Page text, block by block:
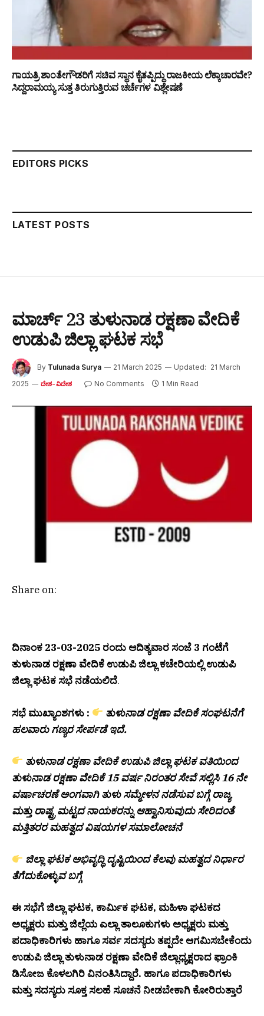
ಗಾಯತ್ರಿ ಶಾಂತೇಗೌಡರಿಗೆ ಸಚಿವ ಸ್ಥಾನ ಕೈತಪ್ಪಿದ್ದು ರಾಜಕೀಯ ಲೆಕ್ಕಾಚಾರವೇ?
ಸಿದ್ದರಾಮಯ್ಯ ಸುತ್ತ ತಿರುಗುತ್ತಿರುವ ಚರ್ಚೆಗಳ ವಿಶ್ಲೇಷಣೆ
EDITORS PICKS
LATEST POSTS
ಮಾರ್ಚ್ 23 ತುಳುನಾಡ ರಕ್ಷಣಾ ವೇದಿಕೆ
ಉಡುಪಿ ಜಿಲ್ಲಾ ಘಟಕ ಸಭೆ
By Tulunada Surya 21 March 2025 Updated: 21 March
2025
ದೇಶ-ವಿದೇಶ No Comments 1 Min Read
Share on:
ದಿನಾಂಕ 23-03-2025 ರಂದು ಆದಿತ್ಯವಾರ ಸಂಜೆ 3 ಗಂಟೆಗೆ
ತುಳುನಾಡ ರಕ್ಷಣಾ ವೇದಿಕೆ ಉಡುಪಿ ಜಿಲ್ಲಾ ಕಚೇರಿಯಲ್ಲಿ ಉಡುಪಿ
ಜಿಲ್ಲಾ ಘಟಕ ಸಭೆ ನಡೆಯಲಿದೆ.
ಸಭೆ ಮುಖ್ಯಾಂಶಗಳು :
ತುಳುನಾಡ ರಕ್ಷಣಾ ವೇದಿಕೆ ಸಂಘಟನೆಗೆ
ಹಲವಾರು ಗಣ್ಯರ ಸೇರ್ಪಡೆ ಇದೆ.
ತುಳುನಾಡ ರಕ್ಷಣಾ ವೇದಿಕೆ ಉಡುಪಿ ಜಿಲ್ಲಾ ಘಟಕ ವತಿಯಿಂದ
ತುಳುನಾಡ ರಕ್ಷಣಾ ವೇದಿಕೆ 15 ವರ್ಷ ನಿರಂತರ ಸೇವೆ ಸಲ್ಲಿಸಿ 16 ನೇ
ವರ್ಷಾಚರಣೆ ಅಂಗವಾಗಿ ತುಳು ಸಮ್ಮೇಳನ ನಡೆಸುವ ಬಗ್ಗೆ ರಾಜ್ಯ
ಮತ್ತು ರಾಷ್ಟ್ರ ಮಟ್ಟದ ನಾಯಕರನ್ನು ಆಹ್ವಾನಿಸುವುದು ಸೇರಿದಂತೆ
ಮತ್ತಿತರರ ಮಹತ್ವದ ವಿಷಯಗಳ ಸಮಾಲೋಚನೆ
ಜಿಲ್ಲಾ ಘಟಕ ಅಭಿವೃದ್ಧಿ ದೃಷ್ಟಿಯಿಂದ ಕೆಲವು ಮಹತ್ವದ ನಿರ್ಧಾರ
ತೆಗೆದುಕೊಳ್ಳುವ ಬಗ್ಗೆ
ಈ ಸಭೆಗೆ ಜಿಲ್ಲಾ ಘಟಕ, ಕಾರ್ಮಿಕ ಘಟಕ, ಮಹಿಳಾ ಘಟಕದ
ಅಧ್ಯಕ್ಷರು ಮತ್ತು ಜಿಲ್ಲೆಯ ಎಲ್ಲಾ ತಾಲೂಕುಗಳು ಅಧ್ಯಕ್ಷರು ಮತ್ತು
ಪದಾಧಿಕಾರಿಗಳು ಹಾಗೂ ಸರ್ವ ಸದಸ್ಯರು ತಪ್ಪದೇ ಆಗಮಿಸಬೇಕೆಂದು
ಉಡುಪಿ ಜಿಲ್ಲಾ ತುಳುನಾಡ ರಕ್ಷಣಾ ವೇದಿಕೆ ಜಿಲ್ಲಾಧ್ಯಕ್ಷರಾದ ಫ್ರಾಂಕಿ
ಡಿಸೋಜ ಕೊಳಲಗಿರಿ ವಿನಂತಿಸಿದ್ದಾರೆ. ಹಾಗೂ ಪದಾಧಿಕಾರಿಗಳು
ಮತ್ತು ಸದಸ್ಯರು ಸೂಕ್ತ ಸಲಹೆ ಸೂಚನೆ ನೀಡಬೇಕಾಗಿ ಕೋರಿರುತ್ತಾರೆ